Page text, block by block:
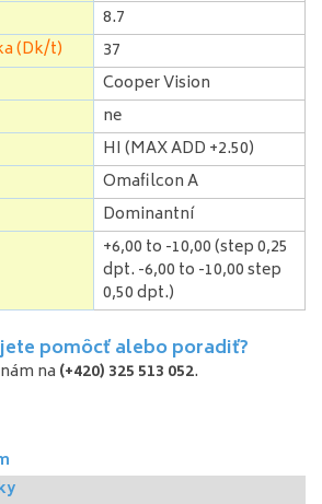
8.7
(Dk/t)
37
Cooper Vision
ne
HI (MAX ADD +2.50)
Omafilcon A
Dominantní
+6,00 to -10,00 (step 0,25
dpt. -6,00 to -10,00 step
0,50 dpt.)
pomôcť alebo poradiť?
na (+420) 325 513 052.